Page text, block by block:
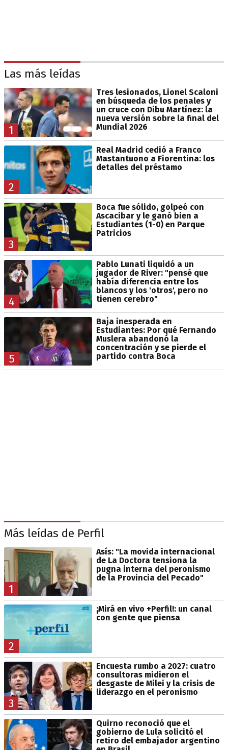
Las más leídas
1
Tres lesionados, Lionel Scaloni
en búsqueda de los penales y
un cruce con Dibu Martínez: la
nueva versión sobre la final del
Mundial 2026
2
Real Madrid cedió a Franco
Mastantuono a Fiorentina: los
detalles del préstamo
3
Boca fue sólido, golpeó con
Ascacibar y le ganó bien a
Estudiantes (1-0) en Parque
Patricios
4
Pablo Lunati liquidó a un
jugador de River: "pensé que
había diferencia entre los
blancos y los 'otros', pero no
tienen cerebro"
5
Baja inesperada en
Estudiantes: Por qué Fernando
Muslera abandonó la
concentración y se pierde el
partido contra Boca
Más leídas de Perfil
1
Asís: "La movida internacional
de La Doctora tensiona la
pugna interna del peronismo
de la Provincia del Pecado"
2
¡Mirá en vivo +Perfil!: un canal
con gente que piensa
3
Encuesta rumbo a 2027: cuatro
consultoras midieron el
desgaste de Milei y la crisis de
liderazgo en el peronismo
Quirno reconoció que el
gobierno de Lula solicitó el
retiro del embajador argentino